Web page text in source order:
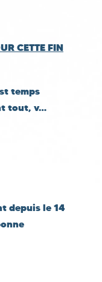
CETTE FIN
temps
tout, v…
depuis le 14